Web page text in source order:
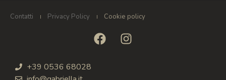
Contatti Privacy Policy Cookie policy
+39 0536 68028